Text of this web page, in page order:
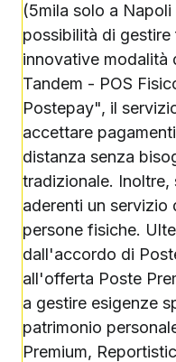
(5mila solo a
possibilità di
innovative modalità
Tandem - POS
Postepay", il
accettare
distanza senza
tradizionale.
aderenti un servizio
persone fisiche.
dall'accordo di
all'offerta Poste
a gestire esigenze
patrimonio
Premium,